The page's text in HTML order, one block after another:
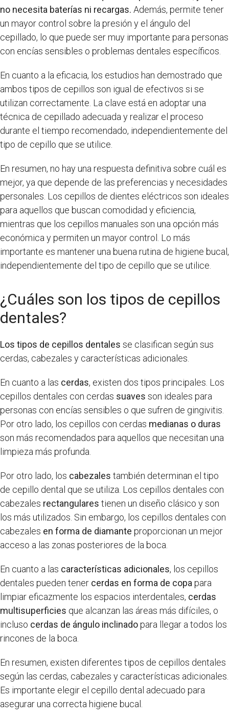
no necesita baterías ni recargas. Además, permite tener
un mayor control sobre la presión y el ángulo del
cepillado, lo que puede ser muy importante para personas
con encías sensibles o problemas dentales específicos.
En cuanto a la eficacia, los estudios han demostrado que
ambos tipos de cepillos son igual de efectivos si se
utilizan correctamente. La clave está en adoptar una
técnica de cepillado adecuada y realizar el proceso
durante el tiempo recomendado, independientemente del
tipo de cepillo que se utilice.
En resumen, no hay una respuesta definitiva sobre cuál es
mejor, ya que depende de las preferencias y necesidades
personales. Los cepillos de dientes eléctricos son ideales
para aquellos que buscan comodidad y eficiencia,
mientras que los cepillos manuales son una opción más
económica y permiten un mayor control. Lo más
importante es mantener una buena rutina de higiene bucal,
independientemente del tipo de cepillo que se utilice.
¿Cuáles son los tipos de cepillos
dentales?
Los tipos de cepillos dentales se clasifican según sus
cerdas, cabezales y características adicionales.
En cuanto a las cerdas, existen dos tipos principales. Los
cepillos dentales con cerdas suaves son ideales para
personas con encías sensibles o que sufren de gingivitis.
Por otro lado, los cepillos con cerdas medianas o duras
son más recomendados para aquellos que necesitan una
limpieza más profunda.
Por otro lado, los cabezales también determinan el tipo
de cepillo dental que se utiliza. Los cepillos dentales con
cabezales rectangulares tienen un diseño clásico y son
los más utilizados. Sin embargo, los cepillos dentales con
cabezales en forma de diamante proporcionan un mejor
acceso a las zonas posteriores de la boca.
En cuanto a las características adicionales, los cepillos
dentales pueden tener cerdas en forma de copa para
limpiar eficazmente los espacios interdentales, cerdas
multisuperficies que alcanzan las áreas más difíciles, o
incluso cerdas de ángulo inclinadopara llegar a todos los
rincones de la boca.
En resumen, existen diferentes tipos de cepillos dentales
según las cerdas, cabezales y características adicionales.
Es importante elegir el cepillo dental adecuado para
asegurar una correcta higiene bucal.